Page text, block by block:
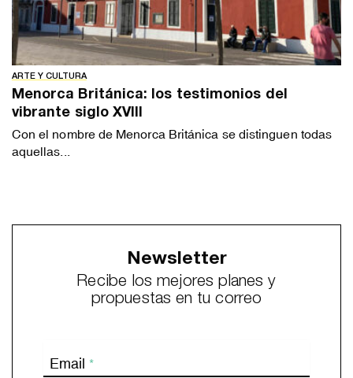
ARTE Y CULTURA
Menorca Británica: los testimonios del
vibrante siglo XVIII
Con el nombre de Menorca Británica se distinguen todas
aquellas...
Newsletter
Recibe los mejores planes y
propuestas en tu correo
Email *